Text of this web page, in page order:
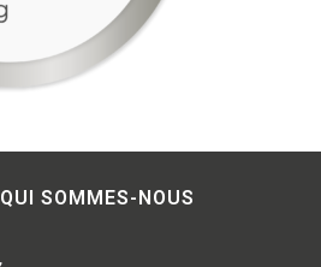
QUI SOMMES-NOUS